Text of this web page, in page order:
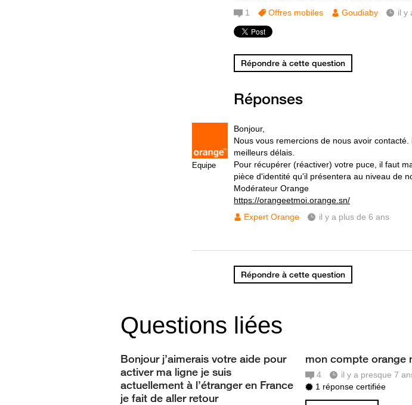
1 Offres mobiles Goudiaby il y
Répondre à cette question
Réponses
Equipe
Bonjour,
Nous vous remercions de nous avoir
meilleurs délais.
Pour récupérer (réactiver) votre puce, il faut
pièce d'identité qu'il présentera au niveau de
Modérateur Orange
https://orangeetmoi.orange.sn/
Expert Orange
il y a plus de 6 ans
Répondre à cette question
Questions liées
Bonjour j’aimerais votre aide pour
activer ma ligne je suis
actuellement à l’étranger en France
je fait de aller retour
mon compte orange
4
il y a presque 7
1 réponse certifiée